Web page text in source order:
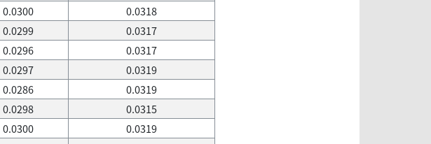
0.0300
0.0318
0.0299
0.0317
0.0296
0.0317
0.0297
0.0319
0.0286
0.0319
0.0298
0.0315
0.0300
0.0319